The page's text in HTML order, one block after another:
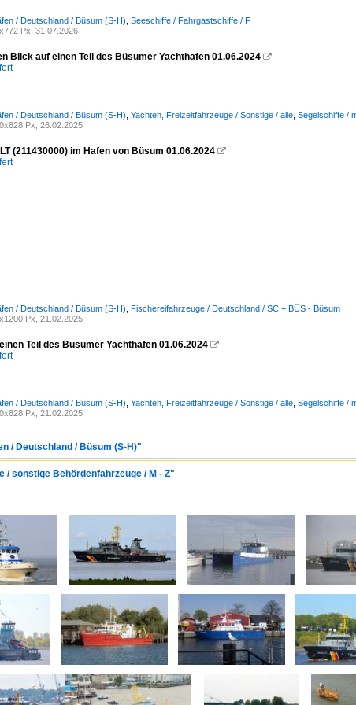
/ Deutschland / Büsum (S-H) Seeschiffe / Fahrgastschiffe / F
Px, 31.07.2026
Blick auf einen Teil des Büsumer Yachthafen 01.06.2024 
/ Deutschland / Büsum (S-H) Yachten, Freizeitfahrzeuge / Sonstige / alle Segelschiffe /
Px, 26.02.2025
(211430000) im Hafen von Büsum 01.06.2024 
/ Deutschland / Büsum (S-H) Fischereifahrzeuge / Deutschland / SC + BÜS - Büsum
Px, 21.02.2025
Teil des Büsumer Yachthafen 01.06.2024 
/ Deutschland / Büsum (S-H) Yachten, Freizeitfahrzeuge / Sonstige / alle Segelschiffe /
Px, 21.02.2025
/ Deutschland / Büsum (S-H)"
sonstige Behördenfahrzeuge / M - Z"